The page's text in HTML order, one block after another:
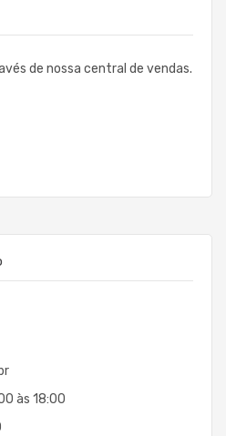
de nossa central de vendas.
às 18:00